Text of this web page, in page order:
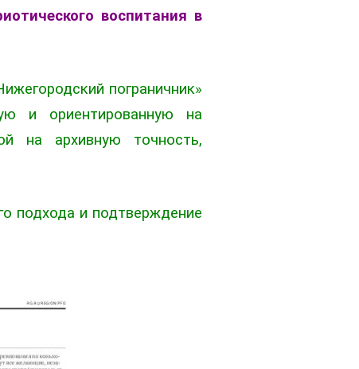
воспитания в
пограничник»
и ориентированную на
на архивную точность,
подхода и подтверждение